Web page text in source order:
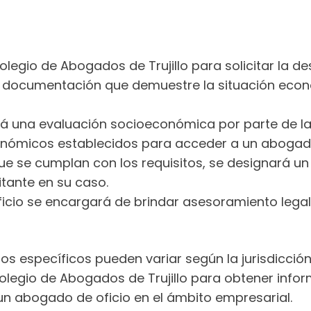
de Abogados de Trujillo para solicitar la
que demuestre la situación
una evaluación socioeconómica por parte de
establecidos para acceder a un
se cumplan con los requisitos, se designará
en su caso.
se encargará de brindar asesoramiento
específicos pueden variar según la
de Abogados de Trujillo para obtener
abogado de oficio en el ámbito empresarial.